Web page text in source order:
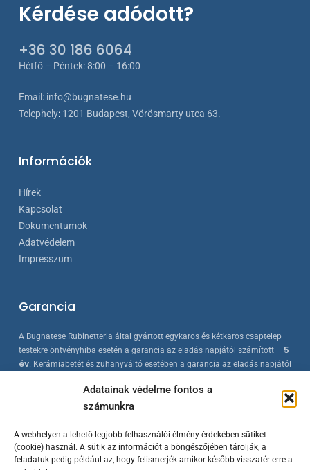
Adatainak védelme fontos a
számunkra
A webhelyen a lehető legjobb felhasználói élmény érdekében sütiket
(cookie) használ. A sütik az információt a böngészőjében tárolják, a
feladatuk pedig például az, hogy felismerjék amikor később visszatér erre a
Kérdése adódott?
+36 30 186 6064
Hétfő – Péntek: 8:00 – 16:00
Email: info@bugnatese.hu
Telephely: 1201 Budapest, Vörösmarty utca 63.
Információk
Hírek
Kapcsolat
Dokumentumok
Adatvédelem
Impresszum
Garancia
A Bugnatese Rubinetteria által gyártott egykaros és kétkaros csaptelep
testekre öntvényhiba esetén a garancia az eladás napjától számított – 5
év. Kerámiabetét és zuhanyváltó esetében a garancia az eladás napjától
szabványokkal összhangban készülnek, folyamatos minőség-ellenőrzés